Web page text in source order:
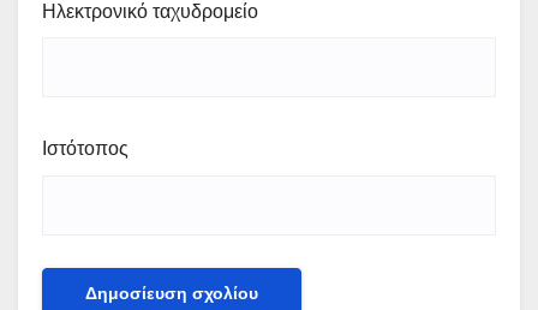
Ηλεκτρονικό ταχυδρομείο
Ιστότοπος